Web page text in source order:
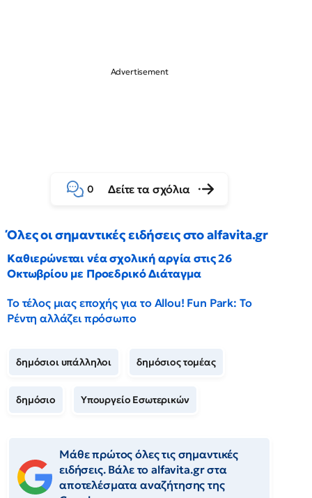
0 Δείτε τα σχόλια
Όλες οι σημαντικές ειδήσεις στο alfavita.gr
Καθιερώνεται νέα σχολική αργία στις 26
Οκτωβρίου με Προεδρικό Διάταγμα
Το τέλος μιας εποχής για το Allou! Fun Park: Το
Ρέντη αλλάζει πρόσωπο
δημόσιοι υπάλληλοι δημόσιος τομέας
δημόσιο Υπουργείο Εσωτερικών
Μάθε πρώτος όλες τις σημαντικές
ειδήσεις. Βάλε το alfavita.gr στα
αποτελέσματα αναζήτησης της